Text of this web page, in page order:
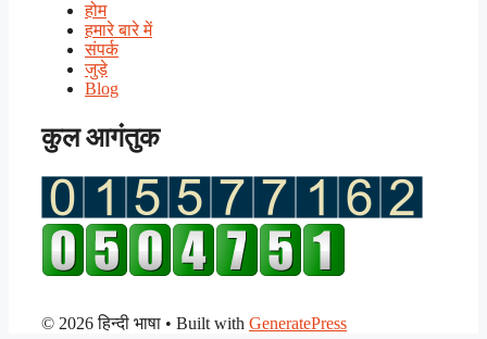
होम
हमारे बारे में
संपर्क
जुड़े
Blog
कुल आगंतुक
© 2026 हिन्दी भाषा • Built with GeneratePress